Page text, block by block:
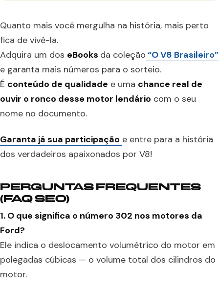
Quanto mais você mergulha na história, mais perto
fica de vivê-la.
Adquira um dos eBooks da coleção “O V8 Brasileiro”
e garanta mais números para o sorteio.
É conteúdo de qualidade e uma chance real de
ouvir o ronco desse motor lendário com o seu
nome no documento.
Garanta já sua participação e entre para a história
dos verdadeiros apaixonados por V8!
PERGUNTAS FREQUENTES
(FAQ SEO)
1. O que significa o número 302 nos motores da
Ford?
Ele indica o deslocamento volumétrico do motor em
polegadas cúbicas — o volume total dos cilindros do
motor.